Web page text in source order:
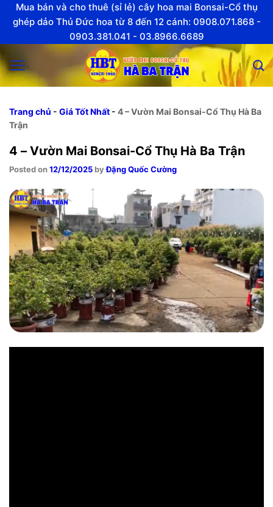
SkipMua bán và cho thuê (sỉ lẻ) cây hoa mai Bonsai-Cổ thụ
ghép dảo Thủ Đức hoa từ 8 đến 12 cánh: 0908.071.868 -
0903.381.041 - 03.8966.6689
Trang chủ - Giá Tốt Nhất - 4 – Vườn Mai Bonsai-Cổ Thụ Hà Ba
Trận
4 – Vườn Mai Bonsai-Cổ Thụ Hà Ba Trận
Posted on12/12/2025 byĐặng Quốc Cường